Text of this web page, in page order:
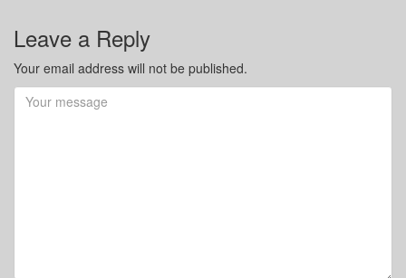
Leave a Reply
Your email address will not be published.